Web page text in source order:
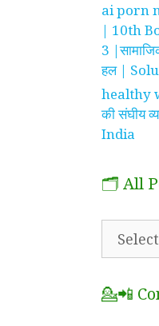
ai porn
| 10th
3
हल |
healthy
की संघीय
India
🗂️ All
💁📲